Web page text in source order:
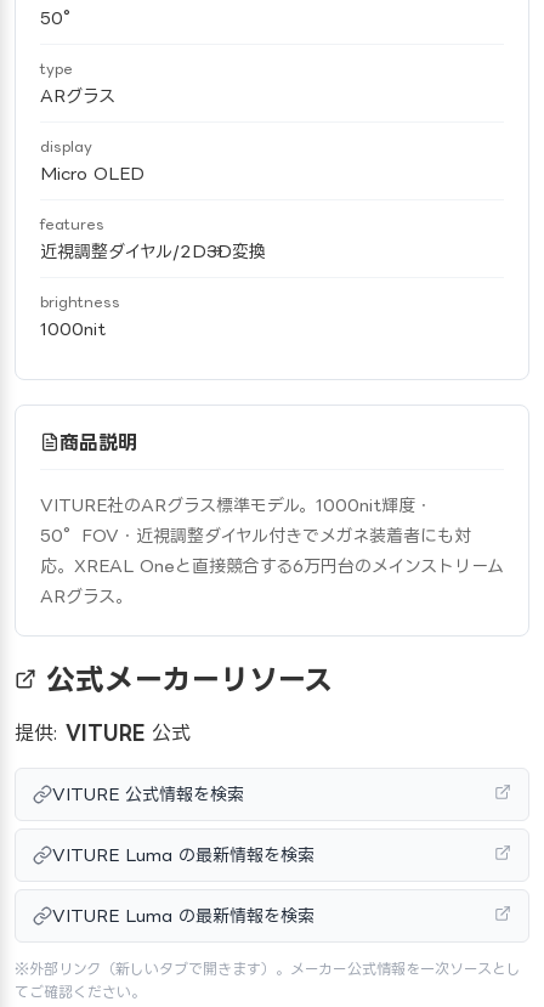
50°
type
ARグラス
display
Micro OLED
features
近視調整ダイヤル/2D→3D変換
brightness
1000nit
商品説明
VITURE社のARグラス標準モデル。1000nit輝度・
50°FOV・近視調整ダイヤル付きでメガネ装着者にも対
応。XREAL Oneと直接競合する6万円台のメインストリーム
ARグラス。
公式メーカーリソース
提供: VITURE 公式
VITURE 公式情報を検索
VITURE Luma の最新情報を検索
VITURE Luma の最新情報を検索
※外部リンク（新しいタブで開きます）。メーカー公式情報を一次ソースとし
てご確認ください。